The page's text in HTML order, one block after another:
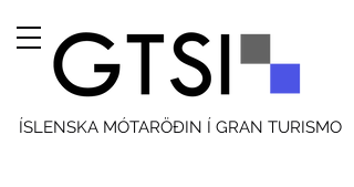
ÍSLENSKA MÓTARÖÐIN Í GRAN TURISMO